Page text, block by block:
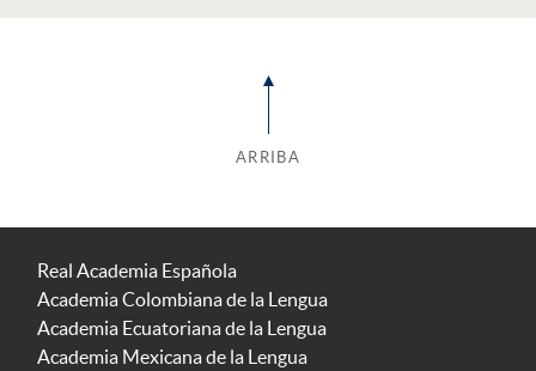
ARRIBA
Real Academia Española
Academia Colombiana de la Lengua
Academia Ecuatoriana de la Lengua
Academia Mexicana de la Lengua